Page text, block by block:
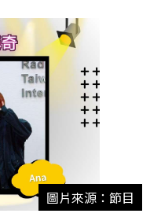
圖片來源：節目